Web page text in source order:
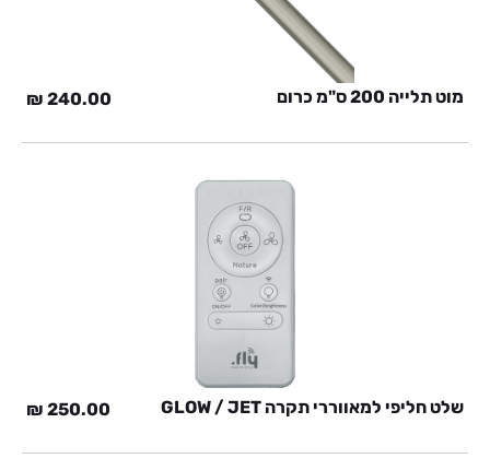
מוט תלייה 200 ס"מ כרום 240.00
₪
שלט חליפי למאווררי תקרה GLOW / JET 250.00
₪